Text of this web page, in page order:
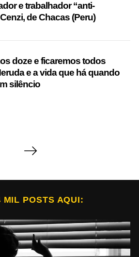
e trabalhador “anti-
de Chacas (Peru)
doze e ficaremos todos
e a vida que há quando
silêncio
MIL POSTS AQUI: